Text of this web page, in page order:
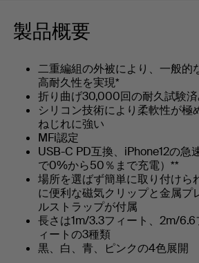
製品概要
二重編組の外被により、一般的
高耐久性を実現*
折り曲げ30,000回の耐久試験
シリコン技術により柔軟性が極
ねじれに強い
MFi認定
USB-C PD互換、iPhone12の急
で0%から50％まで充電）**
場所を選ばず簡単に取り付けら
に便利な磁気クリップと金属プ
ルストラップが付属
長さは1m/3.3フィート、2m/
ィートの3種類
黒、白、青、ピンクの4色展開